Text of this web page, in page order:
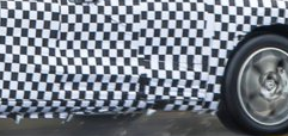
น 50 มม.) โดยตัวรถ MG3 กำลังอยู่ใน
10,000 กม. ที่บริเวณภาคเหนือของ